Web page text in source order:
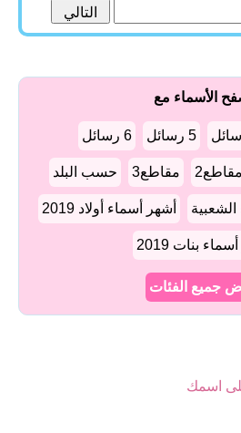
الأسماء مع
5 رسائل 6 رسائل
مقاطع2 مقاطع3 حسب البلد
الشعبية أشهر أسماء أولاد 2019
بنات 2019
جميع الفئات
اسمك